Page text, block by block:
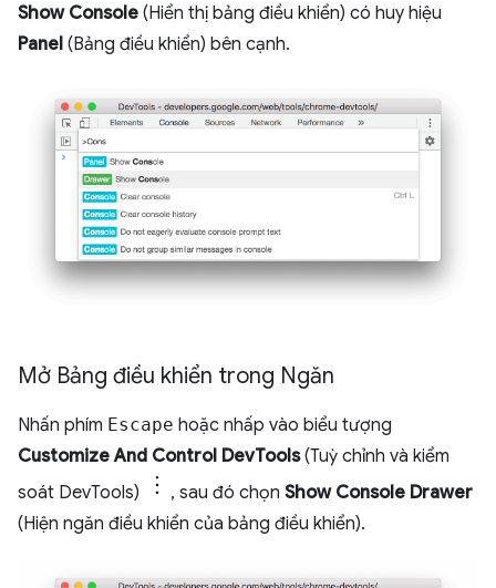
Show Console (Hiển thị bảng điều khiển) có huy hiệu
Panel (Bảng điều khiển) bên cạnh.
Mở Bảng điều khiển trong Ngăn
Nhấn phím Escape hoặc nhấp vào biểu tượng
Customize And Control DevTools(Tuỳ chỉnh và kiểm
soát DevTools)
, sau đó chọn Show Console Drawer
(Hiện ngăn điều khiển của bảng điều khiển).